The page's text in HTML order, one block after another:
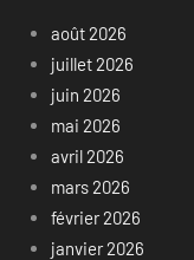
août 2026
juillet 2026
juin 2026
mai 2026
avril 2026
mars 2026
février 2026
janvier 2026